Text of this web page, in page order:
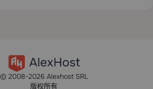
© 2008-2026 Alexhost SRL
版权所有